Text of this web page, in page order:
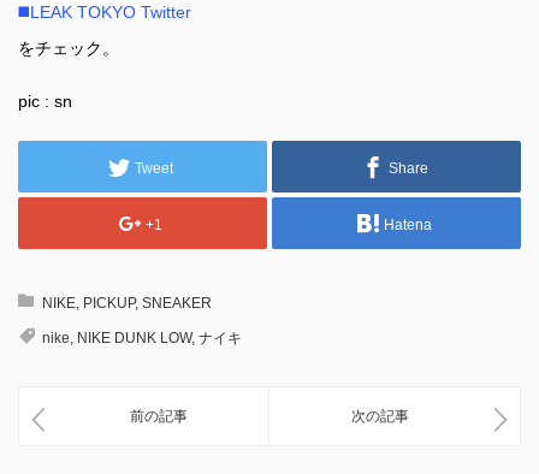
◼️LEAK TOKYO Twitter
をチェック。
pic : sn
Tweet Share
+1 Hatena
NIKE, PICKUP, SNEAKER
nike, NIKE DUNK LOW, ナイキ
前の記事 次の記事